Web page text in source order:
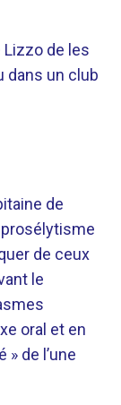
de les
dans un club
de
prosélytisme
de ceux
le
oral et en
de l’une